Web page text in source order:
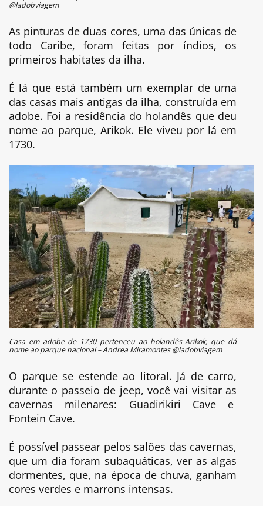
@ladobviagem
As pinturas de duas cores, uma das únicas de
todo Caribe, foram feitas por índios, os
primeiros habitates da ilha.
É lá que está também um exemplar de uma
das casas mais antigas da ilha, construída em
adobe. Foi a residência do holandês que deu
nome ao parque, Arikok. Ele viveu por lá em
1730.
Casa em adobe de 1730 pertenceu ao holandês Arikok, que dá
nome ao parque nacional – Andrea Miramontes @ladobviagem
O parque se estende ao litoral. Já de carro,
durante o passeio de jeep, você vai visitar as
cavernas milenares: Guadirikiri Cave e
Fontein Cave.
É possível passear pelos salões das cavernas,
que um dia foram subaquáticas, ver as algas
dormentes, que, na época de chuva, ganham
cores verdes e marrons intensas.